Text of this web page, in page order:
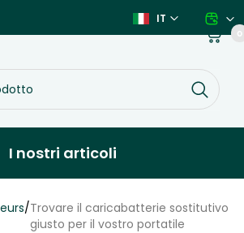
IT
0
I nostri articoli
/Trovare il caricabatterie sostitutivo
giusto per il vostro portatile